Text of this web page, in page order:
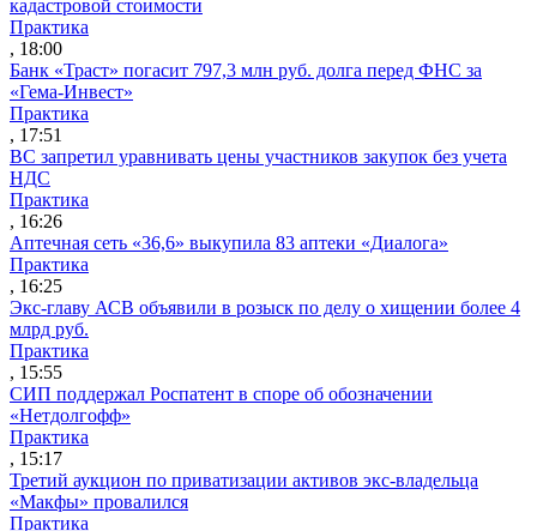
кадастровой стоимости
Практика
, 18:00
Банк «Траст» погасит 797,3 млн руб. долга перед ФНС за
«Гема-Инвест»
Практика
, 17:51
ВС запретил уравнивать цены участников закупок без учета
НДС
Практика
, 16:26
Аптечная сеть «36,6» выкупила 83 аптеки «Диалога»
Практика
, 16:25
Экс-главу АСВ объявили в розыск по делу о хищении более 4
млрд руб.
Практика
, 15:55
СИП поддержал Роспатент в споре об обозначении
«Нетдолгофф»
Практика
, 15:17
Третий аукцион по приватизации активов экс-владельца
«Макфы» провалился
Практика